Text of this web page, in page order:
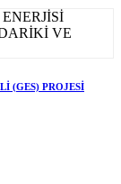
(GES) PROJESİ